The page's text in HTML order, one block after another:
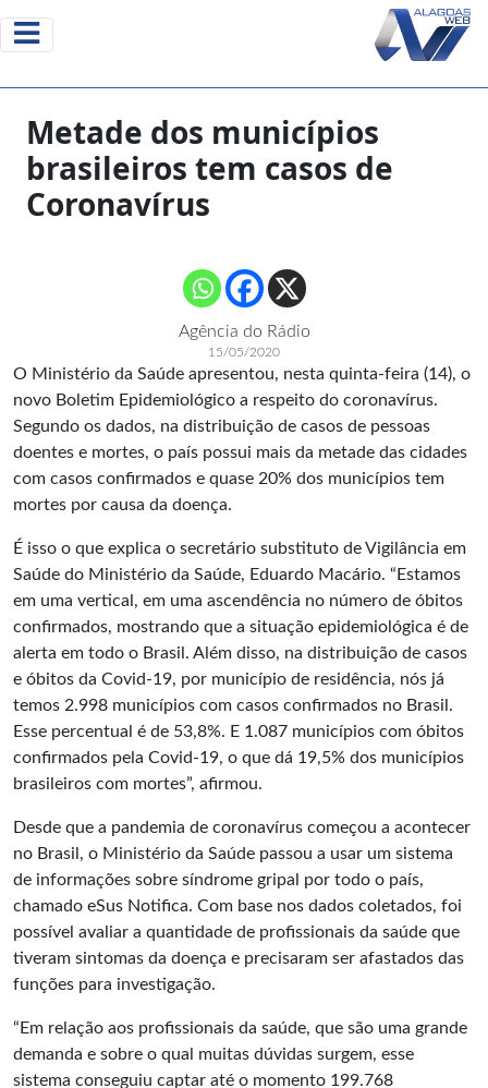
Metade dos municípios
brasileiros tem casos de
Coronavírus
Agência do Rádio
15/05/2020
O Ministério da Saúde apresentou, nesta quinta-feira (14), o
novo Boletim Epidemiológico a respeito do coronavírus.
Segundo os dados, na distribuição de casos de pessoas
doentes e mortes, o país possui mais da metade das cidades
com casos confirmados e quase 20% dos municípios tem
mortes por causa da doença.
É isso o que explica o secretário substituto de Vigilância em
Saúde do Ministério da Saúde, Eduardo Macário. “Estamos
em uma vertical, em uma ascendência no número de óbitos
confirmados, mostrando que a situação epidemiológica é de
alerta em todo o Brasil. Além disso, na distribuição de casos
e óbitos da Covid-19, por município de residência, nós já
temos 2.998 municípios com casos confirmados no Brasil.
Esse percentual é de 53,8%. E 1.087 municípios com óbitos
confirmados pela Covid-19, o que dá 19,5% dos municípios
brasileiros com mortes”, afirmou.
Desde que a pandemia de coronavírus começou a acontecer
no Brasil, o Ministério da Saúde passou a usar um sistema
de informações sobre síndrome gripal por todo o país,
chamado eSus Notifica. Com base nos dados coletados, foi
possível avaliar a quantidade de profissionais da saúde que
tiveram sintomas da doença e precisaram ser afastados das
funções para investigação.
“Em relação aos profissionais da saúde, que são uma grande
demanda e sobre o qual muitas dúvidas surgem, esse
sistema conseguiu captar até o momento 199.768